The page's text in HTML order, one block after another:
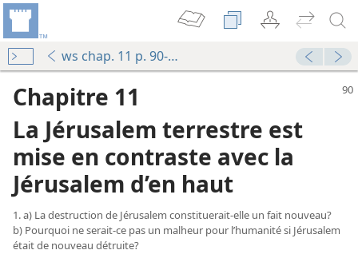
ws chap. 11 p. 90-97
Chapitre 11
La Jérusalem terrestre est
mise en contraste avec la
Jérusalem d’en haut
1. a) La destruction de Jérusalem constituerait-​elle un fait nouveau?
b) Pourquoi ne serait-​ce pas un malheur pour l’humanité si Jérusalem
était de nouveau détruite?